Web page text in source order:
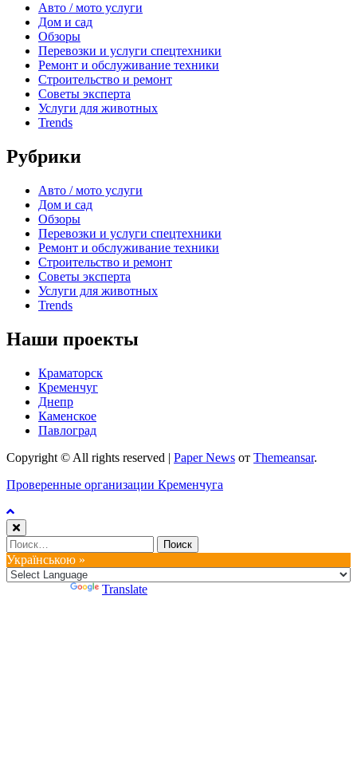
Авто / мото услуги
Дом и сад
Обзоры
Перевозки и услуги спецтехники
Ремонт и обслуживание техники
Строительство и ремонт
Советы эксперта
Услуги для животных
Trends
Рубрики
Авто / мото услуги
Дом и сад
Обзоры
Перевозки и услуги спецтехники
Ремонт и обслуживание техники
Строительство и ремонт
Советы эксперта
Услуги для животных
Trends
Наши проекты
Краматорск
Кременчуг
Днепр
Каменское
Павлоград
Copyright © All rights reserved | Paper News от Themeansar.
Проверенные организации Кременчуга
Найти:
Українською »
Translate